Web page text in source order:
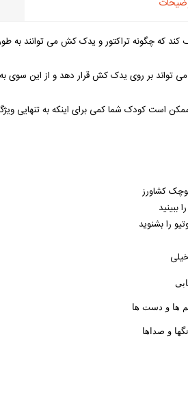
که چگونه تراکتور و یدک کش می توانند به
می تواند بر روی یدک کش قرار دهد و از این
است کودک شما کمی برای اینکه به تنهایی
کشاورز
ببینید
را بشنوید
ها و دست ها
و صداها